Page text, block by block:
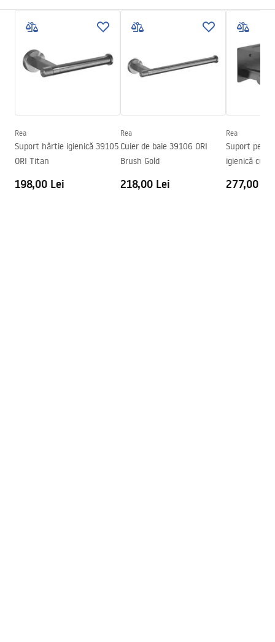
Metodă de montaj
Cu șuruburi
Latime
170
Inalime
Adâncime
80mm
Condiții de garanție
Rea
Suport hârtie igienică 39105
ORI Titan
198,00 Lei
Rea
Cuier de baie 39106 ORI
Brush Gold
218,00 Lei
Rea
Suport
igienică cu
277,00 Lei